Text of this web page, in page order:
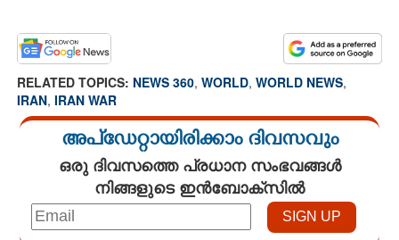
RELATED TOPICS: NEWS 360, WORLD, WORLD NEWS,
IRAN, IRAN WAR
അപ്ഡേറ്റായിരിക്കാം ദിവസവും
ഒരു ദിവസത്തെ പ്രധാന സംഭവങ്ങൾ
നിങ്ങളുടെ ഇൻബോക്സിൽ